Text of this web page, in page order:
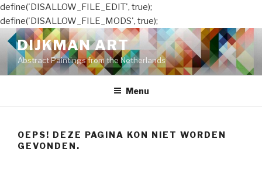
define('DISALLOW_FILE_EDIT', true);
define('DISALLOW_FILE_MODS', true);
Naar
de
inhoud
springen
DIJKMAN ART
Abstract Paintings from the Netherlands
Menu
OEPS! DEZE PAGINA KON NIET WORDEN
GEVONDEN.